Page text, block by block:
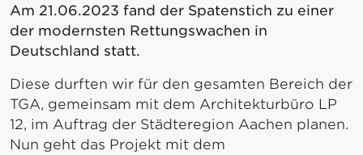
Am 21.06.2023 fand der Spatenstich zu einer
der modernsten Rettungswachen in
Deutschland statt.
Diese durften wir für den gesamten Bereich der
TGA, gemeinsam mit dem Architekturbüro LP
12, im Auftrag der Städteregion Aachen planen.
Nun geht das Projekt mit dem